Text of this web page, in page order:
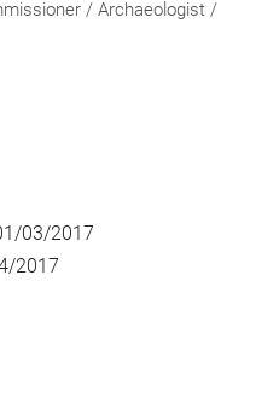
/ Archaeologist /
03/2017
2017